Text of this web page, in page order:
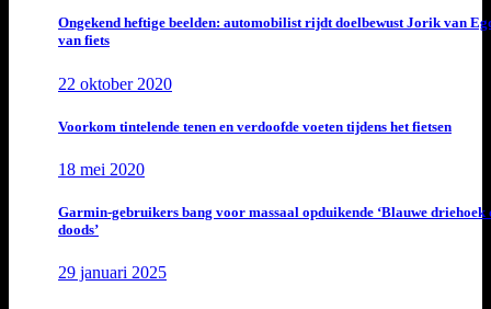
Ongekend heftige beelden: automobilist rijdt doelbewust Jorik van
van fiets
22 oktober 2020
Voorkom tintelende tenen en verdoofde voeten tijdens het fietsen
18 mei 2020
Garmin-gebruikers bang voor massaal opduikende ‘Blauwe driehoek
doods’
29 januari 2025